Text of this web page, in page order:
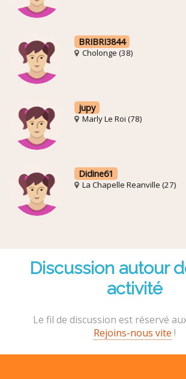
BRIBRI3844
Cholonge (38)
jupy
Marly Le Roi (78)
Didine61
La Chapelle Reanville (27)
Discussion autour
activité
Le fil de discussion est réservé
Rejoins-nous vite !